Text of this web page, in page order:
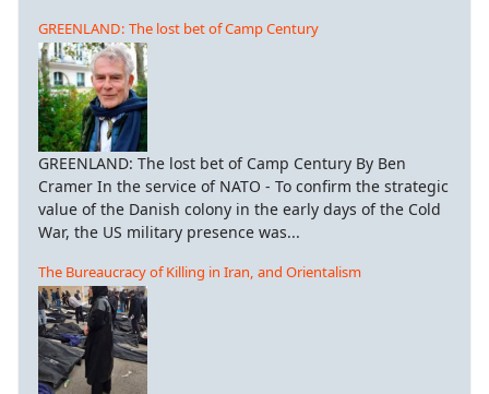
GREENLAND: The lost bet of Camp Century
GREENLAND: The lost bet of Camp Century By Ben
Cramer In the service of NATO - To confirm the strategic
value of the Danish colony in the early days of the Cold
War, the US military presence was...
The Bureaucracy of Killing in Iran, and Orientalism